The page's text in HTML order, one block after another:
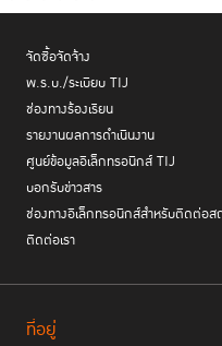
จัดซื้อจัดจ้าง
พ.ร.บ./ระเบียบ TIJ
ช่องทางร้องเรียน
รายงานผลการดำเนินงาน
ศูนย์ข้อมูลอิเล็กทรอนิกส์ TIJ
บอกรับข่าวสาร
ช่องทางอิเล็กทรอนิกส์สำหรับติดต่อส
ติดต่อเรา
ที่อยู่